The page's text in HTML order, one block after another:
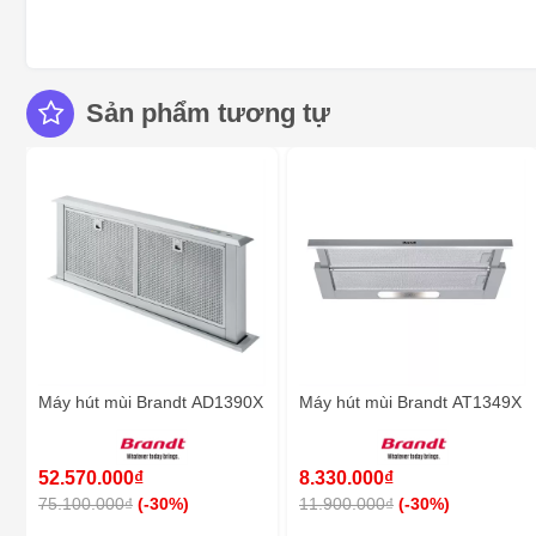
Sản phẩm tương tự
Máy hút mùi Brandt AD1390X
52.570.000₫
75.100.000₫ (-30%)
Máy hút mùi Brandt AT1349X
8.330.000₫
11.900.000₫ (-30%)